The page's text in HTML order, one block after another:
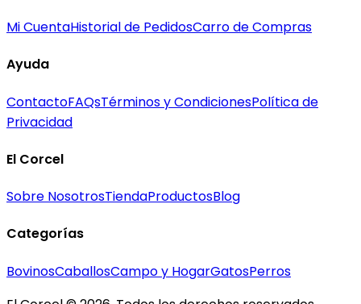
Mi CuentaHistorial de PedidosCarro de Compras
Ayuda
ContactoFAQsTérminos y CondicionesPolítica de
Privacidad
El Corcel
Sobre NosotrosTiendaProductosBlog
Categorías
BovinosCaballosCampo y HogarGatosPerros